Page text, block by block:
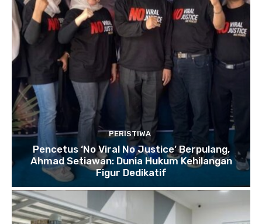
PERISTIWA
Pencetus ‘No Viral No Justice’ Berpulang,
Ahmad Setiawan: Dunia Hukum Kehilangan
Figur Dedikatif